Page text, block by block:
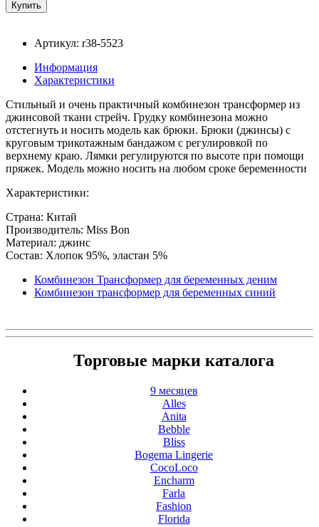
Артикул: r38-5523
Информация
Характеристики
Стильный и очень практичный комбинезон трансформер из
джинсовой ткани стрейч. Грудку комбинезона можно
отстегнуть и носить модель как брюки. Брюки (джинсы) с
круговым трикотажным бандажом с регулировкой по
верхнему краю. Лямки регулируются по высоте при помощи
пряжек. Модель можно носить на любом сроке беременности
Характеристики:
Страна: Китай
Производитель: Miss Bon
Материал: джинс
Состав: Хлопок 95%, эластан 5%
Комбинезон Трансформер для беременных деним
Комбинезон трансформер для беременных синий
Торговые марки каталога
9 месяцев
Alles
Anita
Bebble
Bliss
Bogema Lingerie
CocoLoco
Encharm
Farla
Fashion
Florida